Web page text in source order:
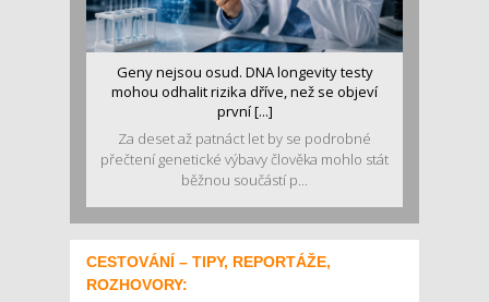
Geny nejsou osud. DNA longevity testy
mohou odhalit rizika dříve, než se objeví
první [...]
Za deset až patnáct let by se podrobné
přečtení genetické výbavy člověka mohlo stát
běžnou součástí p...
CESTOVÁNÍ – TIPY, REPORTÁŽE,
ROZHOVORY: